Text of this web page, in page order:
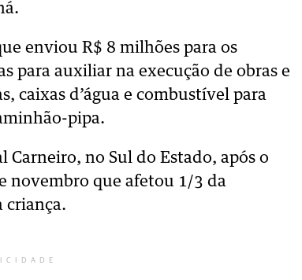
enviou R$ 8 milhões para os
para auxiliar na execução de obras e
caixas d’água e combustível para
pipa.
Carneiro, no Sul do Estado, após o
novembro que afetou 1/3 da
criança.